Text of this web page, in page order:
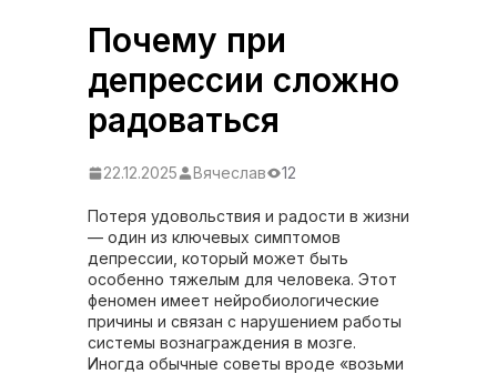
Почему при
депрессии сложно
радоваться
22.12.2025 Вячеслав 12
Потеря удовольствия и радости в жизни
— один из ключевых симптомов
депрессии, который может быть
особенно тяжелым для человека. Этот
феномен имеет нейробиологические
причины и связан с нарушением работы
системы вознаграждения в мозге.
Иногда обычные советы вроде «возьми